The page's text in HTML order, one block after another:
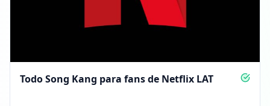
Todo Song Kang para fans de Netflix LAT